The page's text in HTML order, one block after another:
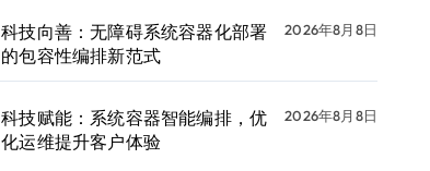
科技向善：无障碍系统容器化部署
的包容性编排新范式
2026年8月8日
科技赋能：系统容器智能编排，优
化运维提升客户体验
2026年8月8日